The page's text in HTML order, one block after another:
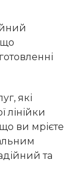
які
лінійки
ви мрієте
та